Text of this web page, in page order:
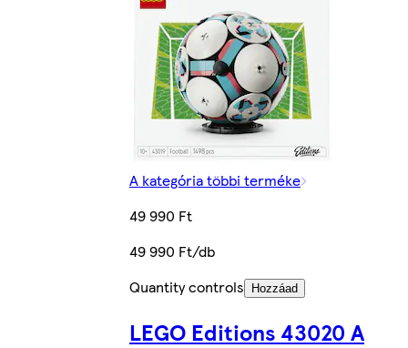
A kategória többi terméke
49 990 Ft
49 990 Ft/db
Quantity controls
Hozzáad
LEGO Editions 43020 A